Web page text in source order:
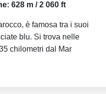
628 m / 2 060 ft
è famosa tra i suoi
blu. Si trova nelle
chilometri dal Mar